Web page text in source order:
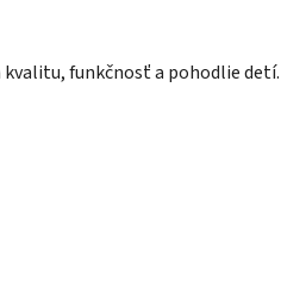
kvalitu, funkčnosť a pohodlie detí.